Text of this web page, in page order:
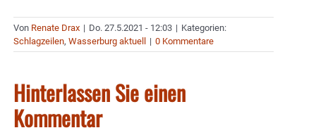
Von Renate Drax | Do. 27.5.2021 - 12:03 | Kategorien:
Schlagzeilen, Wasserburg aktuell | 0 Kommentare
Hinterlassen Sie einen
Kommentar